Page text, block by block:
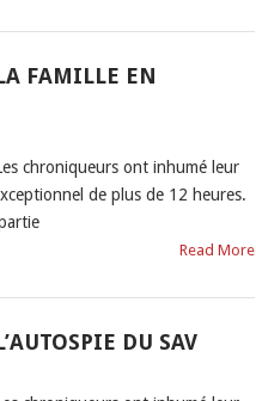
FAMILLE EN
chroniqueurs ont inhumé leur
de plus de 12 heures.
Read More
DU SAV